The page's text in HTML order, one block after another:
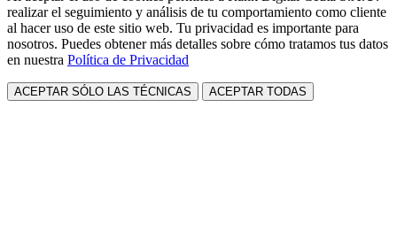
realizar el seguimiento y análisis de tu comportamiento como cliente
al hacer uso de este sitio web. Tu privacidad es importante para
nosotros. Puedes obtener más detalles sobre cómo tratamos tus datos
en nuestra Política de Privacidad
ACEPTAR SÓLO LAS TÉCNICAS ACEPTAR TODAS